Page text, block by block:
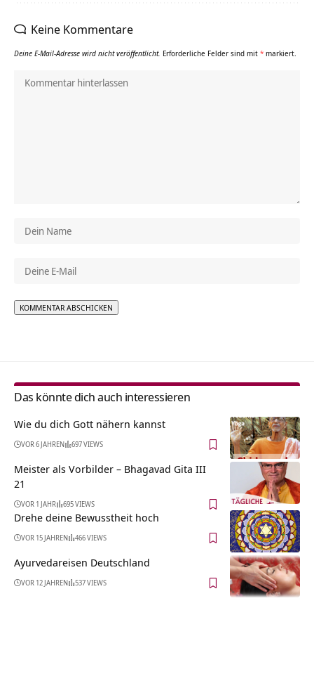
Keine Kommentare
Deine E-Mail-Adresse wird nicht veröffentlicht. Erforderliche Felder sind mit * markiert.
Das könnte dich auch interessieren
Wie du dich Gott nähern kannst
VOR 6 JAHREN 697 VIEWS
Meister als Vorbilder – Bhagavad Gita III
21
VOR 1 JAHR 695 VIEWS
Drehe deine Bewusstheit hoch
VOR 15 JAHREN 466 VIEWS
Ayurvedareisen Deutschland
VOR 12 JAHREN 537 VIEWS